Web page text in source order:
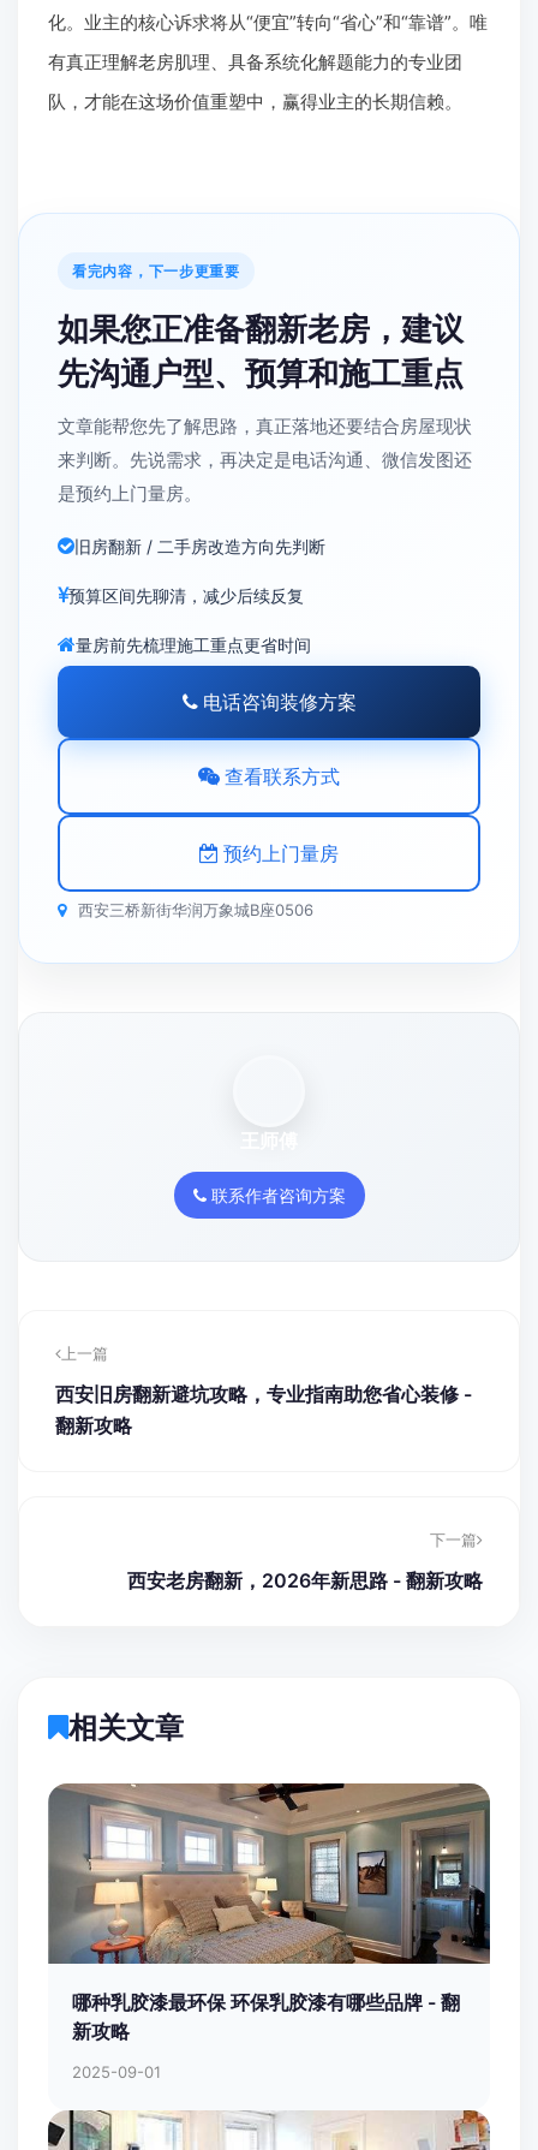
化。业主的核心诉求将从“便宜”转向“省心”和“靠谱”。唯
有真正理解老房肌理、具备系统化解题能力的专业团
队，才能在这场价值重塑中，赢得业主的长期信赖。
看完内容，下一步更重要
如果您正准备翻新老房，建议
先沟通户型、预算和施工重点
文章能帮您先了解思路，真正落地还要结合房屋现状
来判断。先说需求，再决定是电话沟通、微信发图还
是预约上门量房。
旧房翻新 / 二手房改造方向先判断
预算区间先聊清，减少后续反复
量房前先梳理施工重点更省时间
电话咨询装修方案
查看联系方式
预约上门量房
西安三桥新街华润万象城B座0506
王师傅
联系作者咨询方案
上一篇
西安旧房翻新避坑攻略，专业指南助您省心装修 -
翻新攻略
下一篇
西安老房翻新，2026年新思路 - 翻新攻略
相关文章
哪种乳胶漆最环保 环保乳胶漆有哪些品牌 - 翻
新攻略
2025-09-01